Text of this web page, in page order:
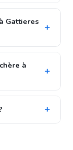
Gattieres
à